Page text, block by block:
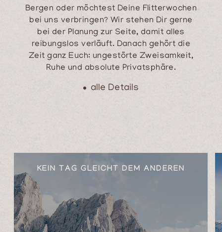
Bergen oder möchtest Deine Flitterwochen
bei uns verbringen? Wir stehen Dir gerne
bei der Planung zur Seite, damit alles
reibungslos verläuft. Danach gehört die
Zeit ganz Euch: ungestörte Zweisamkeit,
Ruhe und absolute Privatsphäre.
alle Details
KEIN TAG GLEICHT DEM ANDEREN